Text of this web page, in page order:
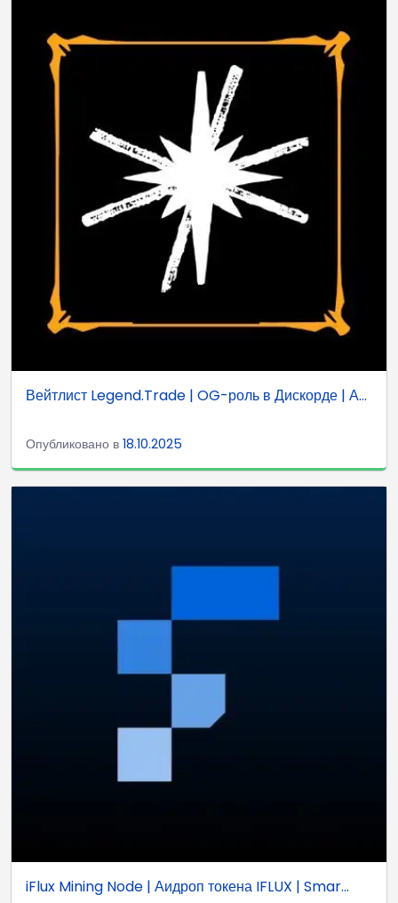
Вейтлист Legend.Trade | OG-роль в Дискорде | А...
Опубликовано в 18.10.2025
iFlux Mining Node | Аидроп токена IFLUX | Smar...